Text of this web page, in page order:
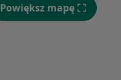
Powiększ mapę